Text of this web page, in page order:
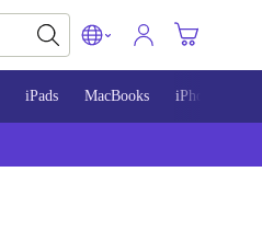
iPads MacBooks iPhone 13